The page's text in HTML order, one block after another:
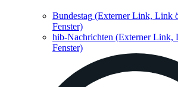
Bundestag (Externer Link, Link
Fenster)
hib-Nachrichten (Externer Link,
Fenster)